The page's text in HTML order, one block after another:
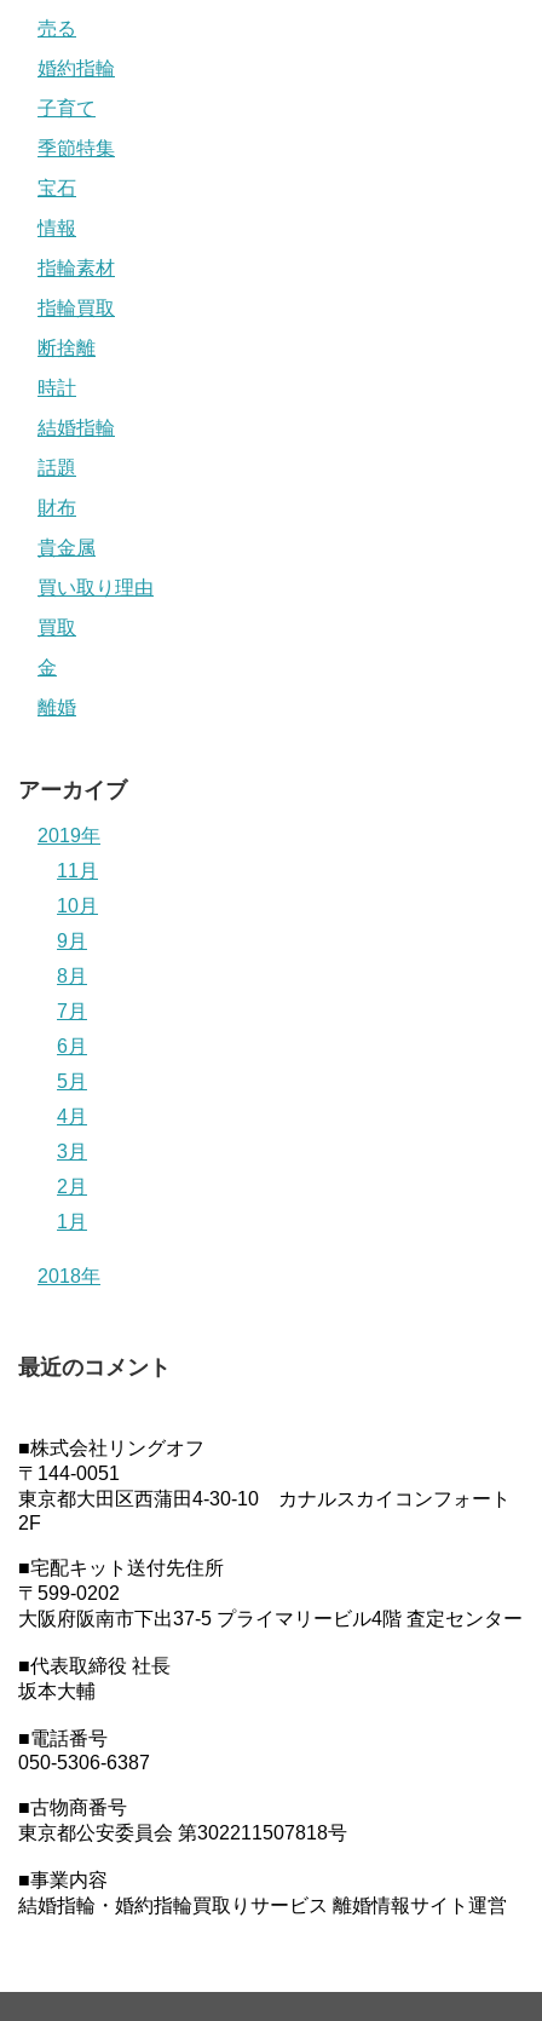
売る
婚約指輪
子育て
季節特集
宝石
情報
指輪素材
指輪買取
断捨離
時計
結婚指輪
話題
財布
貴金属
買い取り理由
買取
金
離婚
アーカイブ
2019年
11月
10月
9月
8月
7月
6月
5月
4月
3月
2月
1月
2018年
最近のコメント
■株式会社リングオフ
〒144-0051
東京都大田区西蒲田4-30-10 カナルスカイコンフォート
2F
■宅配キット送付先住所
〒599-0202
大阪府阪南市下出37-5 プライマリービル4階 査定センター
■代表取締役 社長
坂本大輔
■電話番号
050-5306-6387
■古物商番号
東京都公安委員会 第302211507818号
■事業内容
結婚指輪・婚約指輪買取りサービス 離婚情報サイト運営